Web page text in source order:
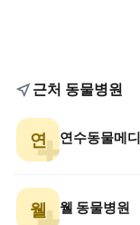
근처 동물병원
연 연수동물메
웰 웰 동물병원